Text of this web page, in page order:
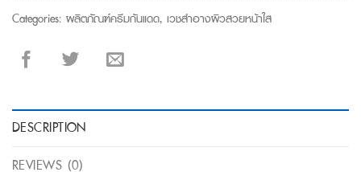
Categories: ผลิตภัณฑ์ครีมกันแดด, เวชสำอางผิวสวยหน้าใส
DESCRIPTION
REVIEWS (0)